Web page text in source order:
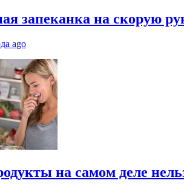
запеканка на скорую
ago
на самом деле